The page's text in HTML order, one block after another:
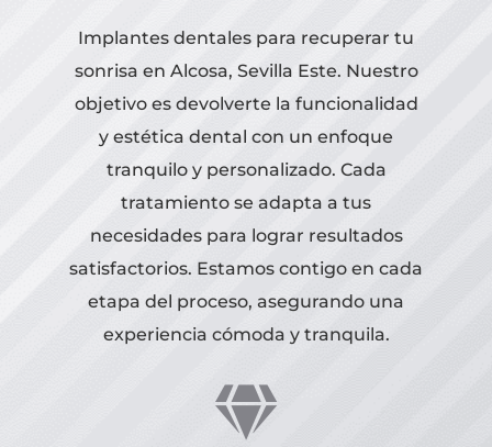
Implantes dentales para recuperar tu
sonrisa en Alcosa, Sevilla Este. Nuestro
objetivo es devolverte la funcionalidad
y estética dental con un enfoque
tranquilo y personalizado. Cada
tratamiento se adapta a tus
necesidades para lograr resultados
satisfactorios. Estamos contigo en cada
etapa del proceso, asegurando una
experiencia cómoda y tranquila.
